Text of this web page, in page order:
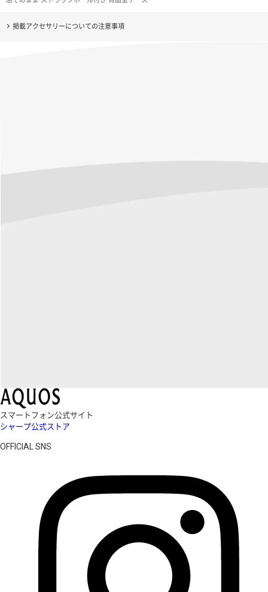
掲載アクセサリーについての注意事項
スマートフォン公式サイト
シャープ公式ストア
OFFICIAL SNS